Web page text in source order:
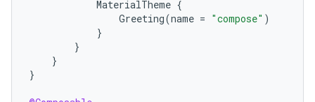
MaterialTheme {
Greeting(name = "compose" )
}
}
}
}